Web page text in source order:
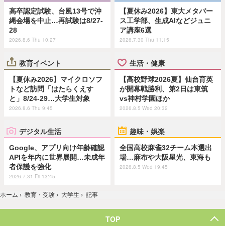
高卒認定試験、台風13号で沖
縄会場を中止…再試験は8/27-
28
2026.8.6 Thu 10:27
【夏休み2026】東大メタバー
ス工学部、生成AIなどジュニ
ア講座6選
2026.7.30 Thu 11:15
教育イベント
【夏休み2026】マイクロソフ
トなど訪問「はたらくえす
と」8/24-29…大学生対象
2026.8.6 Thu 9:45
生活・健康
【高校野球2026夏】仙台育英
が開幕戦勝利、第2日は東筑
vs神村学園ほか
2026.8.5 Wed 20:32
デジタル生活
Google、アプリ向け年齢確認
APIを年内に世界展開…未成年
者保護を強化
2026.7.31 Fri 13:45
趣味・娯楽
全国高校麻雀32チーム本選出
場…麻布や大阪星光、東海も
2026.8.5 Wed 19:45
ホーム › 教育・受験 › 大学生 › 記事
TOP